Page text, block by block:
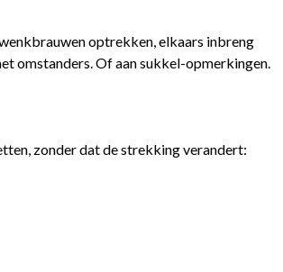
optrekken, elkaars inbreng
omstanders. Of aan sukkel-opmerkingen.
zonder dat de strekking verandert: